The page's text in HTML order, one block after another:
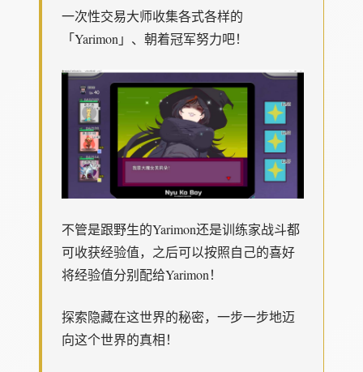
一次性交易大师收集各式各样的
「Yarimon」、朝着冠军努力吧！
不管是跟野生的Yarimon还是训练家战斗都
可收获经验值，之后可以按照自己的喜好
将经验值分别配给Yarimon！
探索隐藏在这世界的秘密，一步一步地迈
向这个世界的真相！